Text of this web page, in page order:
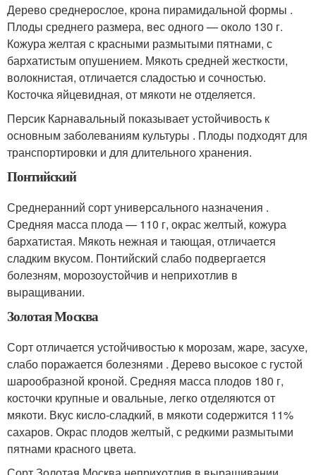
Дерево среднерослое, крона пирамидальной формы .
Плоды среднего размера, вес одного — около 130 г.
Кожура желтая с красными размытыми пятнами, с
бархатистым опушением. Мякоть средней жесткости,
волокнистая, отличается сладостью и сочностью.
Косточка яйцевидная, от мякоти не отделяется.
Персик Карнавальный показывает устойчивость к
основным заболеваниям культуры . Плоды подходят для
транспортировки и для длительного хранения.
Понтийский
Среднеранний сорт универсального назначения .
Средняя масса плода — 110 г, окрас желтый, кожура
бархатистая. Мякоть нежная и тающая, отличается
сладким вкусом. Понтийский слабо подвергается
болезням, морозоустойчив и неприхотлив в
выращивании.
Золотая Москва
Сорт отличается устойчивостью к морозам, жаре, засухе,
слабо поражается болезнями . Дерево высокое с густой
шарообразной кроной. Средняя масса плодов 180 г,
косточки крупные и овальные, легко отделяются от
мякоти. Вкус кисло-сладкий, в мякоти содержится 11%
сахаров. Окрас плодов желтый, с редкими размытыми
пятнами красного цвета.